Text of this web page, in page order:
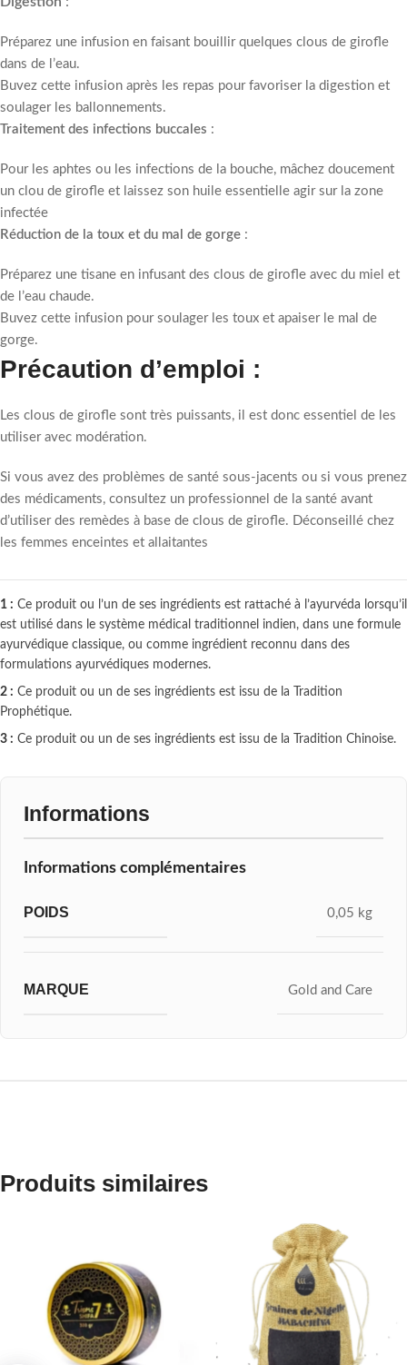
Préparez une infusion en faisant bouillir quelques clous de girofle
dans de l’eau.
Buvez cette infusion après les repas pour favoriser la digestion et
soulager les ballonnements.
Traitement des infections buccales :
Pour les aphtes ou les infections de la bouche, mâchez doucement
un clou de girofle et laissez son huile essentielle agir sur la zone
infectée
Réduction de la toux et du mal de gorge :
Préparez une tisane en infusant des clous de girofle avec du miel et
de l’eau chaude.
Buvez cette infusion pour soulager les toux et apaiser le mal de
gorge.
Précaution d’emploi :
Les clous de girofle sont très puissants, il est donc essentiel de les
utiliser avec modération.
Si vous avez des problèmes de santé sous-jacents ou si vous prenez
des médicaments, consultez un professionnel de la santé avant
d’utiliser des remèdes à base de clous de girofle.
Déconseillé chez
les femmes enceintes et allaitantes
1 : Ce produit ou l’un de ses ingrédients est rattaché à l’ayurvéda lorsqu’il
est utilisé dans le système médical traditionnel indien, dans une formule
ayurvédique classique, ou comme ingrédient reconnu dans des
formulations ayurvédiques modernes.
2 : Ce produit ou un de ses ingrédients est issu de la Tradition
Prophétique.
3 : Ce produit ou un de ses ingrédients est issu de la Tradition Chinoise.
Informations
Informations complémentaires
POIDS 0,05 kg
MARQUE Gold and Care
Produits similaires